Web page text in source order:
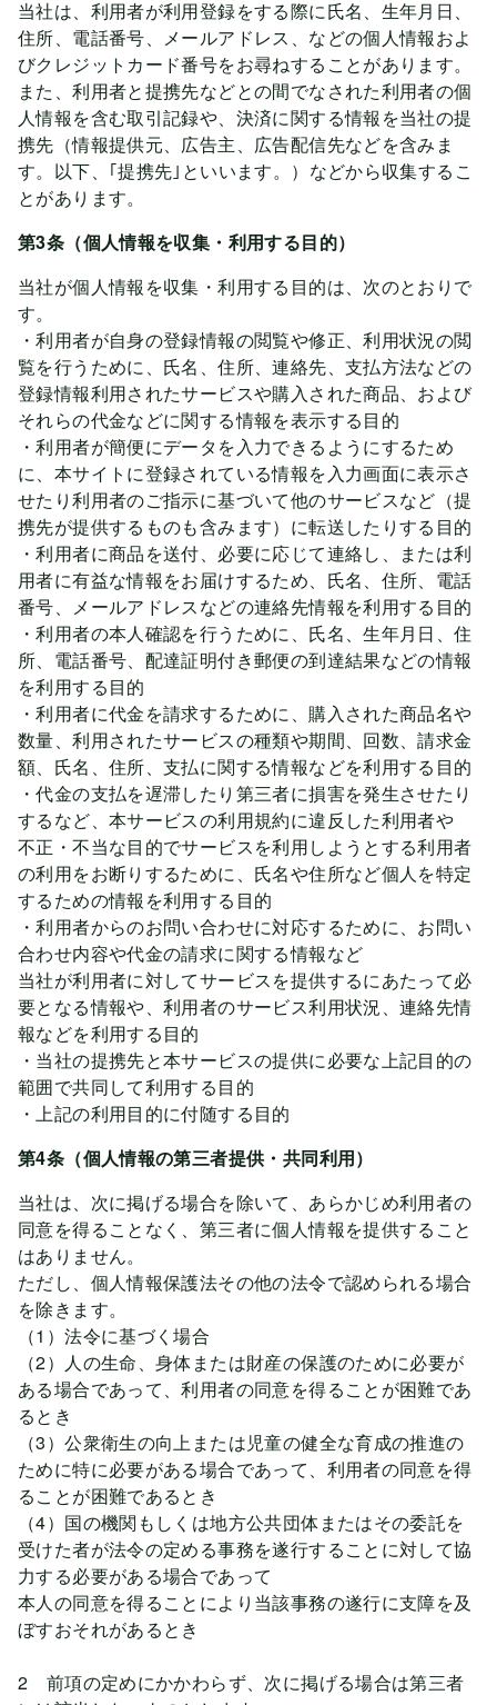
当社は、利用者が利用登録をする際に氏名、生年月日、
住所、電話番号、メールアドレス、などの個人情報およ
びクレジットカード番号をお尋ねすることがあります。
また、利用者と提携先などとの間でなされた利用者の個
人情報を含む取引記録や、決済に関する情報を当社の提
携先（情報提供元、広告主、広告配信先などを含みま
す。以下、｢提携先｣といいます。）などから収集するこ
とがあります。
第3条（個人情報を収集・利用する目的）
当社が個人情報を収集・利用する目的は、次のとおりで
す。
・利用者が自身の登録情報の閲覧や修正、利用状況の閲
覧を行うために、氏名、住所、連絡先、支払方法などの
登録情報利用されたサービスや購入された商品、および
それらの代金などに関する情報を表示する目的
・利用者が簡便にデータを入力できるようにするため
に、本サイトに登録されている情報を入力画面に表示さ
せたり利用者のご指示に基づいて他のサービスなど（提
携先が提供するものも含みます）に転送したりする目的
・利用者に商品を送付、必要に応じて連絡し、または利
用者に有益な情報をお届けするため、氏名、住所、電話
番号、メールアドレスなどの連絡先情報を利用する目的
・利用者の本人確認を行うために、氏名、生年月日、住
所、電話番号、配達証明付き郵便の到達結果などの情報
を利用する目的
・利用者に代金を請求するために、購入された商品名や
数量、利用されたサービスの種類や期間、回数、請求金
額、氏名、住所、支払に関する情報などを利用する目的
・代金の支払を遅滞したり第三者に損害を発生させたり
するなど、本サービスの利用規約に違反した利用者や
不正・不当な目的でサービスを利用しようとする利用者
の利用をお断りするために、氏名や住所など個人を特定
するための情報を利用する目的
・利用者からのお問い合わせに対応するために、お問い
合わせ内容や代金の請求に関する情報など
当社が利用者に対してサービスを提供するにあたって必
要となる情報や、利用者のサービス利用状況、連絡先情
報などを利用する目的
・当社の提携先と本サービスの提供に必要な上記目的の
範囲で共同して利用する目的
・上記の利用目的に付随する目的
第4条（個人情報の第三者提供・共同利用）
当社は、次に掲げる場合を除いて、あらかじめ利用者の
同意を得ることなく、第三者に個人情報を提供すること
はありません。
ただし、個人情報保護法その他の法令で認められる場合
を除きます。
（1）法令に基づく場合
（2）人の生命、身体または財産の保護のために必要が
ある場合であって、利用者の同意を得ることが困難であ
るとき
（3）公衆衛生の向上または児童の健全な育成の推進の
ために特に必要がある場合であって、利用者の同意を得
ることが困難であるとき
（4）国の機関もしくは地方公共団体またはその委託を
受けた者が法令の定める事務を遂行することに対して協
力する必要がある場合であって
本人の同意を得ることにより当該事務の遂行に支障を及
ぼすおそれがあるとき
2 前項の定めにかかわらず、次に掲げる場合は第三者